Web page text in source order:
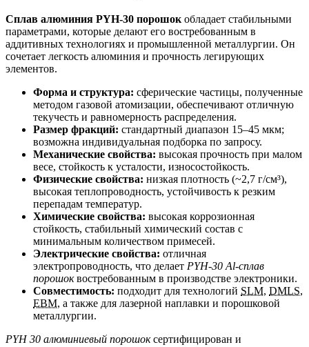
Сплав алюминия PYH-30 порошок обладает стабильными
параметрами, которые делают его востребованным в
аддитивных технологиях и промышленной металлургии. Он
сочетает легкость алюминия и прочность легирующих
элементов.
Форма и структура: сферические частицы, полученные
методом газовой атомизации, обеспечивают отличную
текучесть и равномерность распределения.
Размер фракций: стандартный диапазон 15–45 мкм;
возможна индивидуальная подборка по запросу.
Механические свойства: высокая прочность при малом
весе, стойкость к усталости, износостойкость.
Физические свойства: низкая плотность (~2,7 г/см³),
высокая теплопроводность, устойчивость к резким
перепадам температур.
Химические свойства: высокая коррозионная
стойкость, стабильный химический состав с
минимальным количеством примесей.
Электрические свойства: отличная
электропроводность, что делает PYH-30 Al-сплав
порошоквостребованным в производстве электроники.
Совместимость: подходит для технологий SLM, DMLS,
EBM, а также для лазерной наплавки и порошковой
металлургии.
PYH 30 алюминиевый порошоксертифицирован и